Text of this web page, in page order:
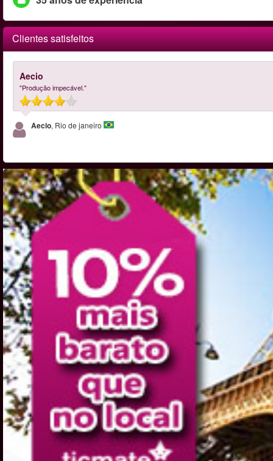
Clientes satisfeitos
Aecio
"Produção impecável."
Aecio, Rio de janeiro